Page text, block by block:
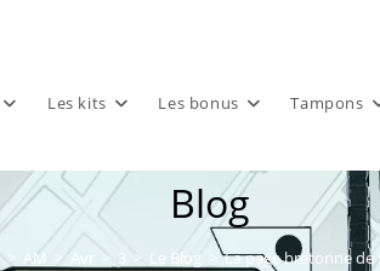
Les kits Les bonus Tampons
Blog
> AM > Avr > 3 > Le Blog La page bretonne de